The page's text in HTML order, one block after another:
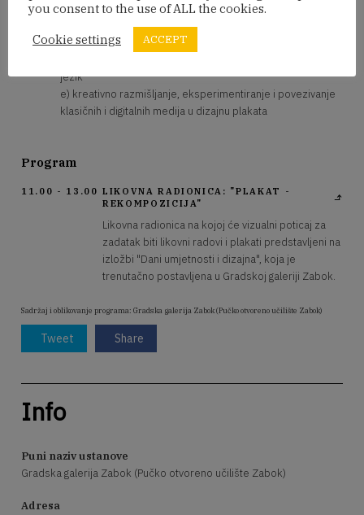
reinterpretirati i nadograditi
d) tradicionalnim likovnim tehnikama (crtež, kolaž) te uz
pomoć digitalnih alata izraditi vlastite verzije plakata
jezik
e) kreativno razmišljanje, eksperimentiranje i povezivanje
klasičnih i digitalnih medija u dizajnu plakata
Program
11.00 - 13.00 LIKOVNA RADIONICA: "PLAKAT -
REKOMPOZICIJA"
Likovna radionica na kojoj će vizualni poticaj za
zadatak biti likovni radovi i plakati predstavljeni na
izložbi "Dani umjetnosti i dizajna", koja je
trenutačno postavljena u Gradskoj galeriji Zabok.
Sadržaj i oblikovanje programa: Gradska galerija Zabok (Pučko otvoreno učilište Zabok)
Tweet Share
Info
Puni naziv ustanove
Gradska galerija Zabok (Pučko otvoreno učilište Zabok)
Adresa
you consent to the use of ALL the cookies.
Cookie settings
ACCEPT